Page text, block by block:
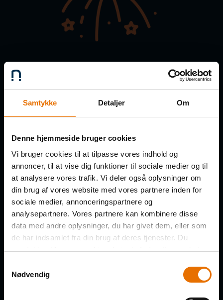
Samtykke Detaljer Om
Denne hjemmeside bruger cookies
Vi bruger cookies til at tilpasse vores indhold og
annoncer, til at vise dig funktioner til sociale medier og til
at analysere vores trafik. Vi deler også oplysninger om
din brug af vores website med vores partnere inden for
sociale medier, annonceringspartnere og
analysepartnere. Vores partnere kan kombinere disse
data med andre oplysninger, du har givet dem, eller som
de har indsamlet fra din brug af deres tjenester. Du
samtykker til vores cookies, hvis du fortsætter med at
Nødvendig
Husk, vi holder nytårsspecial i
næste uge!
december, hvor B2B klubben reflekterer
over de vigtigste læringer fra næsten 50
afsnit i 2024.
FORNAVN *
EFTERNAVN